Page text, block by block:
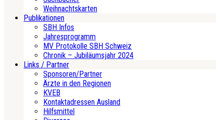
Weihnachtskarten
Publikationen
SBH Infos
Jahresprogramm
MV Protokolle SBH Schweiz
Chronik – Jubiläumsjahr 2024
Links / Partner
Sponsoren/Partner
Ärzte in den Regionen
KVEB
Kontaktadressen Ausland
Hilfsmittel